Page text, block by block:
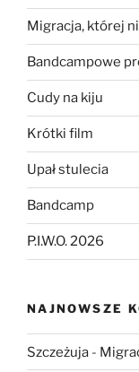
Migracja, której
Bandcampowe
Cudy na kiju
Krótki film
Upał stulecia
Bandcamp
P.I.W.O. 2026
NAJNOWSZE
Szczeżuja -